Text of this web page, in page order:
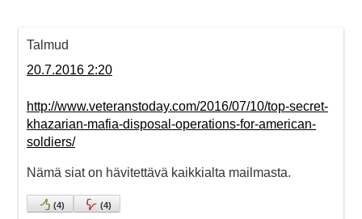
Talmud
20.7.2016 2:20
http://www.veteranstoday.com/2016/07/10/top-secret-
khazarian-mafia-disposal-operations-for-american-
soldiers/
Nämä siat on hävitettävä kaikkialta mailmasta.
(4) (4)